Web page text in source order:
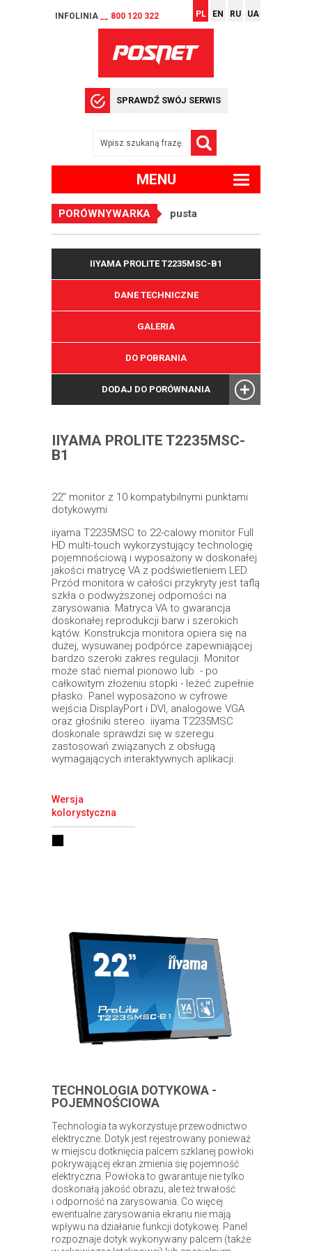
INFOLINIA __ 800 120 322 PL EN RU UA
SPRAWDŹ SWÓJ SERWIS
MENU
PORÓWNYWARKA pusta
IIYAMA PROLITE T2235MSC-B1
DANE TECHNICZNE
GALERIA
DO POBRANIA
DODAJ DO PORÓWNANIA
IIYAMA PROLITE T2235MSC-
B1
22" monitor z 10 kompatybilnymi punktami
dotykowymi
iiyama T2235MSC to 22-calowy monitor Full
HD multi-touch wykorzystujący technologię
pojemnościową i wyposażony w doskonałej
jakości matrycę VA z podświetleniem LED.
Przód monitora w całości przykryty jest taflą
szkła o podwyższonej odporności na
zarysowania. Matryca VA to gwarancja
doskonałej reprodukcji barw i szerokich
kątów. Konstrukcja monitora opiera się na
dużej, wysuwanej podpórce zapewniającej
bardzo szeroki zakres regulacji. Monitor
może stać niemal pionowo lub - po
całkowitym złożeniu stopki - leżeć zupełnie
płasko. Panel wyposażono w cyfrowe
wejścia DisplayPort i DVI, analogowe VGA
oraz głośniki stereo. iiyama T2235MSC
doskonale sprawdzi się w szeregu
zastosowań związanych z obsługą
wymagających interaktywnych aplikacji.
Wersja
kolorystyczna
TECHNOLOGIA DOTYKOWA -
POJEMNOŚCIOWA
Technologia ta wykorzystuje przewodnictwo
elektryczne. Dotyk jest rejestrowany ponieważ
w miejscu dotknięcia palcem szklanej powłoki
pokrywającej ekran zmienia się pojemność
elektryczna. Powłoka to gwarantuje nie tylko
doskonałą jakość obrazu, ale też trwałość
i odporność na zarysowania. Co więcej
ewentualne zarysowania ekranu nie mają
wpływu na działanie funkcji dotykowej. Panel
rozpoznaje dotyk wykonywany palcem (także